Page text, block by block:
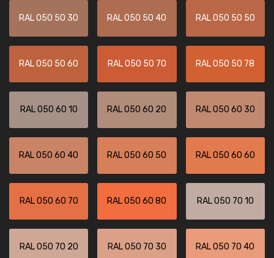
RAL 050 50 30 RAL 050 50 40 RAL 050 50 50
RAL 050 50 60 RAL 050 50 70 RAL 050 50 78
RAL 050 60 10 RAL 050 60 20 RAL 050 60 30
RAL 050 60 40 RAL 050 60 50 RAL 050 60 60
RAL 050 60 70 RAL 050 60 80 RAL 050 70 10
RAL 050 70 20 RAL 050 70 30 RAL 050 70 40